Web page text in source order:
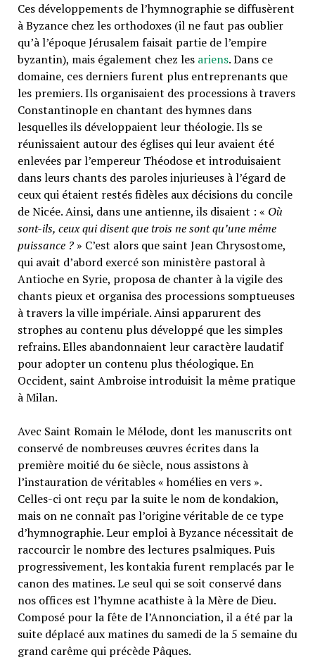
Ces développements de l’hymnographie se diffusèrent
à Byzance chez les orthodoxes (il ne faut pas oublier
qu’à l’époque Jérusalem faisait partie de l’empire
byzantin), mais également chez les ariens. Dans ce
domaine, ces derniers furent plus entreprenants que
les premiers. Ils organisaient des processions à travers
Constantinople en chantant des hymnes dans
lesquelles ils développaient leur théologie. Ils se
réunissaient autour des églises qui leur avaient été
enlevées par l’empereur Théodose et introduisaient
dans leurs chants des paroles injurieuses à l’égard de
ceux qui étaient restés fidèles aux décisions du concile
de Nicée. Ainsi, dans une antienne, ils disaient : « Où
sont-ils, ceux qui disent que trois ne sont qu’une même
puissance ? » C’est alors que saint Jean Chrysostome,
qui avait d’abord exercé son ministère pastoral à
Antioche en Syrie, proposa de chanter à la vigile des
chants pieux et organisa des processions somptueuses
à travers la ville impériale. Ainsi apparurent des
strophes au contenu plus développé que les simples
refrains. Elles abandonnaient leur caractère laudatif
pour adopter un contenu plus théologique. En
Occident, saint Ambroise introduisit la même pratique
à Milan.
Avec Saint Romain le Mélode, dont les manuscrits ont
conservé de nombreuses œuvres écrites dans la
première moitié du 6e siècle, nous assistons à
l’instauration de véritables « homélies en vers ».
Celles-ci ont reçu par la suite le nom de kondakion,
mais on ne connaît pas l’origine véritable de ce type
d’hymnographie. Leur emploi à Byzance nécessitait de
raccourcir le nombre des lectures psalmiques. Puis
progressivement, les kontakia furent remplacés par le
canon des matines. Le seul qui se soit conservé dans
nos offices est l’hymne acathiste à la Mère de Dieu.
Composé pour la fête de l’Annonciation, il a été par la
suite déplacé aux matines du samedi de la 5 semaine du
grand carême qui précède Pâques.